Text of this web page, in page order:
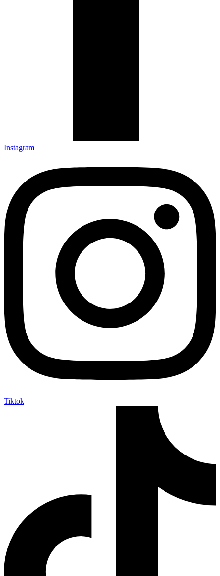
Instagram
Tiktok